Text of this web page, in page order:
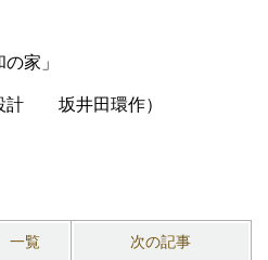
家」
環作）
一覧 次の記事